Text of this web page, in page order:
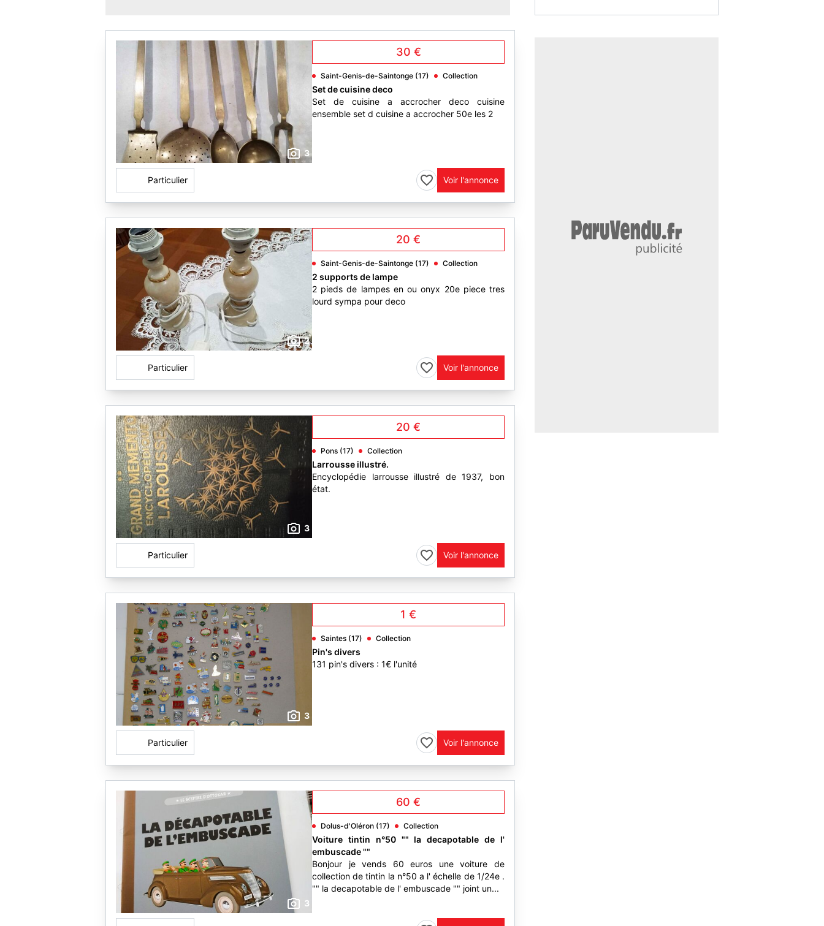
3
30 €
Saint-Genis-de-Saintonge (17) Collection
Set de cuisine deco
Set de cuisine a accrocher deco cuisine
ensemble set d cuisine a accrocher 50e les 2
Particulier Voir l'annonce
2
20 €
Saint-Genis-de-Saintonge (17) Collection
2 supports de lampe
2 pieds de lampes en ou onyx 20e piece tres
lourd sympa pour deco
Particulier Voir l'annonce
3
20 €
Pons (17) Collection
Larrousse illustré.
Encyclopédie larrousse illustré de 1937, bon
état.
Particulier Voir l'annonce
3
1 €
Saintes (17) Collection
Pin's divers
131 pin's divers : 1€ l'unité
Particulier Voir l'annonce
3
60 €
Dolus-d'Oléron (17) Collection
Voiture tintin n°50 "" la decapotable de l'
embuscade ""
Bonjour je vends 60 euros une voiture de
collection de tintin la n°50 a l' échelle de 1/24e .
"" la decapotable de l' embuscade "" joint un...